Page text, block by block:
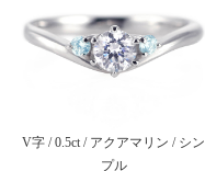
V字 / 0.5ct / アクアマリン / シン
プル